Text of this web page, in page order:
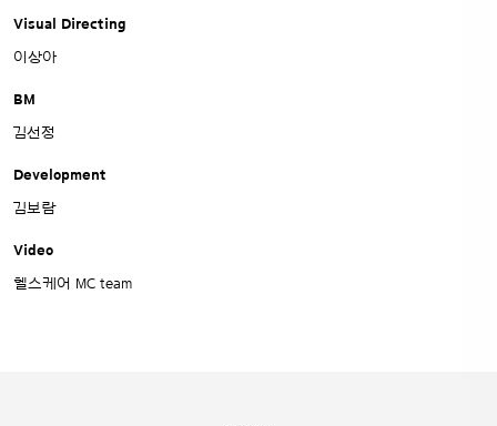
Visual Directing
이상아
BM
김선정
Development
김보람
Video
헬스케어 MC team